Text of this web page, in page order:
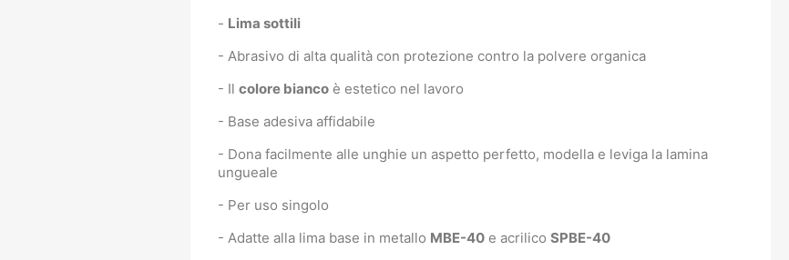
- Lima sottili
- Abrasivo di alta qualità con protezione contro la polvere organica
- Il colore bianco è estetico nel lavoro
- Base adesiva affidabile
- Dona facilmente alle unghie un aspetto perfetto, modella e leviga la lamina
ungueale
- Per uso singolo
- Adatte alla lima base in metallo MBE-40 e acrilico SPBE-40